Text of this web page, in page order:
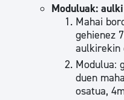
Moduluak:
Mahai
gehienez
aulkirekin
Modulua:
duen
osatua,